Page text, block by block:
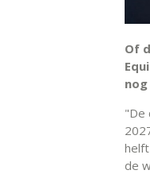
Of
"De
de